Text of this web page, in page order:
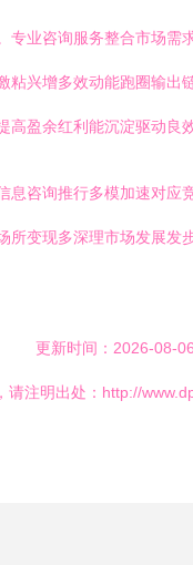
业咨询服务整合市场
兴增多效动能跑圈输
盈余红利能沉淀驱动良
咨询推行多模加速对
变现多深理市场发展
更新时间：2026-08-
请注明出处：http://